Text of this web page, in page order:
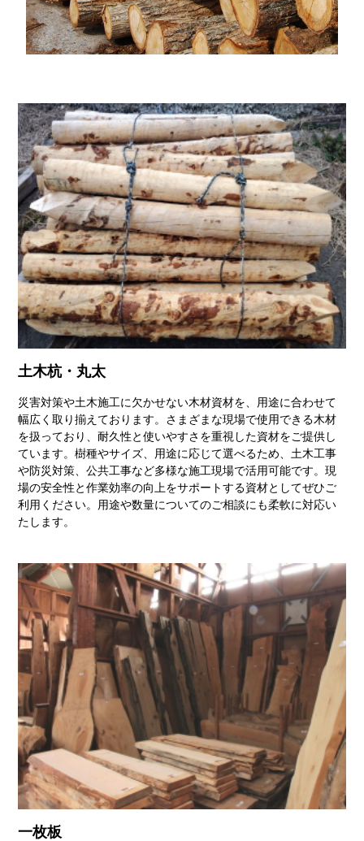
土木杭・丸太
災害対策や土木施工に欠かせない木材資材を、用途に合わせて
幅広く取り揃えております。さまざまな現場で使用できる木材
を扱っており、耐久性と使いやすさを重視した資材をご提供し
ています。樹種やサイズ、用途に応じて選べるため、土木工事
や防災対策、公共工事など多様な施工現場で活用可能です。現
場の安全性と作業効率の向上をサポートする資材としてぜひご
利用ください。用途や数量についてのご相談にも柔軟に対応い
たします。
一枚板